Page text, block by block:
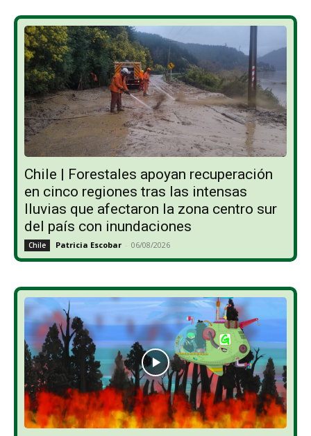
Chile | Forestales apoyan recuperación
en cinco regiones tras las intensas
lluvias que afectaron la zona centro sur
del país con inundaciones
Chile Patricia Escobar - 06/08/2026